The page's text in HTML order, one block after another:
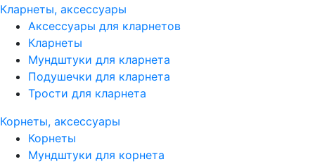
Кларнеты, аксессуары
Аксессуары для кларнетов
Кларнеты
Мундштуки для кларнета
Подушечки для кларнета
Трости для кларнета
Корнеты, аксессуары
Корнеты
Мундштуки для корнета